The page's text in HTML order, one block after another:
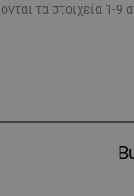
τα στοιχεία 1-9